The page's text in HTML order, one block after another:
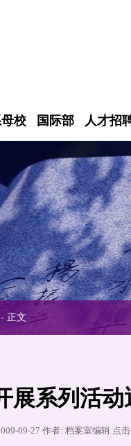
校 国际部 人才招
正文
展系列活
09-27 作者: 档案室编辑 点击